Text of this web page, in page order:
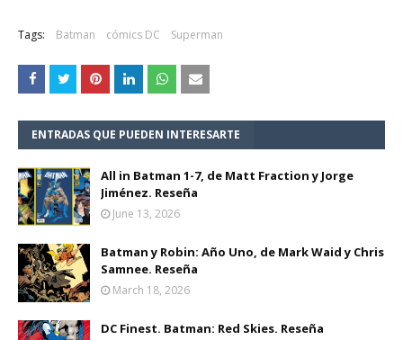
Tags: Batman cómics DC Superman
ENTRADAS QUE PUEDEN INTERESARTE
All in Batman 1-7, de Matt Fraction y Jorge
Jiménez. Reseña
June 13, 2026
Batman y Robin: Año Uno, de Mark Waid y Chris
Samnee. Reseña
March 18, 2026
DC Finest. Batman: Red Skies. Reseña